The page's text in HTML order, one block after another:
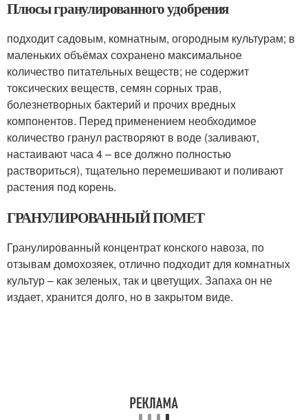
Плюсы гранулированного удобрения
подходит садовым, комнатным, огородным культурам; в
маленьких объёмах сохранено максимальное
количество питательных веществ; не содержит
токсических веществ, семян сорных трав,
болезнетворных бактерий и прочих вредных
компонентов. Перед применением необходимое
количество гранул растворяют в воде (заливают,
настаивают часа 4 – все должно полностью
раствориться), тщательно перемешивают и поливают
растения под корень.
ГРАНУЛИРОВАННЫЙ ПОМЕТ
Гранулированный концентрат конского навоза, по
отзывам домохозяек, отлично подходит для комнатных
культур – как зеленых, так и цветущих. Запаха он не
издает, хранится долго, но в закрытом виде.